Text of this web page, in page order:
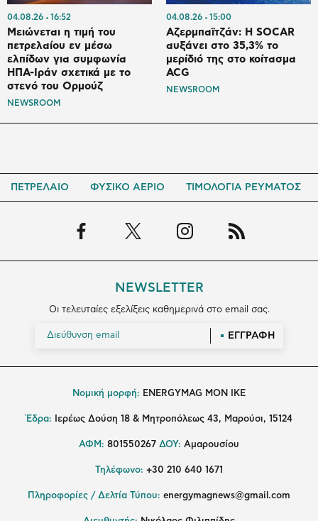
04.08.26 16:52
Μειώνεται η τιμή του
πετρελαίου εν μέσω
ελπίδων για συμφωνία
ΗΠΑ-Ιράν σχετικά με το
στενό του Ορμούζ
NEWSROOM
04.08.26 15:00
Αζερμπαϊτζάν: Η SOCAR
αυξάνει στο 35,3% το
μερίδιό της στο κοίτασμα
ACG
NEWSROOM
ΠΕΤΡΕΛΑΙΟ ΦΥΣΙΚΟ ΑΕΡΙΟ ΤΙΜΟΛΟΓΙΑ ΡΕΥΜΑΤΟΣ
NEWSLETTER
Οι τελευταίες εξελίξεις καθημερινά στο email σας.
ΕΓΓΡΑΦΗ
Νομική μορφή: ENERGYMAG MON IKE
Έδρα: Ιερέως Δούση 18 & Μητροπόλεως 43, Μαρούσι, 15124
ΑΦΜ: 801550267 ΔΟΥ: Αμαρουσίου
Τηλέφωνο: +30 210 640 1671
Πληροφορίες / Δελτία Τύπου: energymagnews@gmail.com